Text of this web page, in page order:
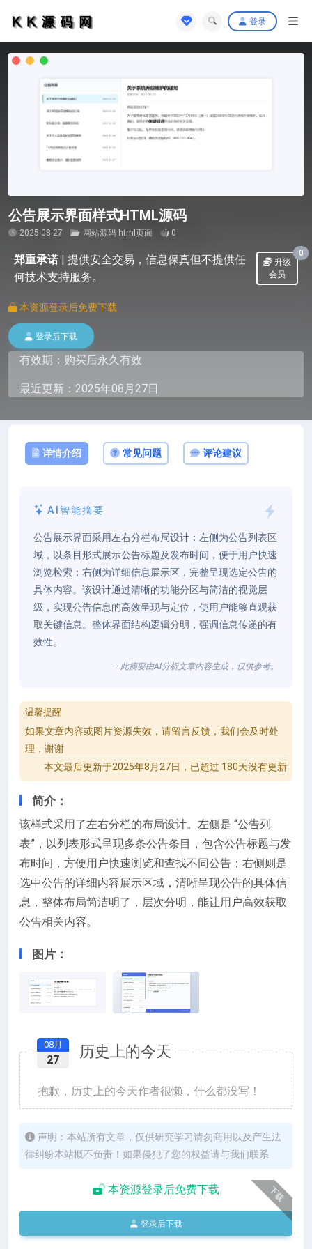
登录
公告展示界面样式HTML源码
2025-08-27 网站源码 html页面 0
郑重承诺 | 提供安全交易，信息保真但不提供任
何技术支持服务。
升级
会员
0
本资源登录后免费下载
登录后下载
有效期：购买后永久有效
最近更新：2025年08月27日
详情介绍 常见问题 评论建议
AI智能摘要
公告展示界面采用左右分栏布局设计：左侧为公告列表区
域，以条目形式展示公告标题及发布时间，便于用户快速
浏览检索；右侧为详细信息展示区，完整呈现选定公告的
具体内容。该设计通过清晰的功能分区与简洁的视觉层
级，实现公告信息的高效呈现与定位，使用户能够直观获
取关键信息。整体界面结构逻辑分明，强调信息传递的有
效性。
— 此摘要由AI分析文章内容生成，仅供参考。
温馨提醒
如果文章内容或图片资源失效，请留言反馈，我们会及时处
理，谢谢
本文最后更新于2025年8月27日，已超过 180天没有更新
简介：
该样式采用了左右分栏的布局设计。左侧是 “公告列
表”，以列表形式呈现多条公告条目，包含公告标题与发
布时间，方便用户快速浏览和查找不同公告；右侧则是
选中公告的详细内容展示区域，清晰呈现公告的具体信
息，整体布局简洁明了，层次分明，能让用户高效获取
公告相关内容。
图片：
历史上的今天
08月
27
抱歉，历史上的今天作者很懒，什么都没写！
声明：本站所有文章，仅供研究学习请勿商用以及产生法
律纠纷本站概不负责！如果侵犯了您的权益请与我们联系
下载
本资源登录后免费下载
登录后下载